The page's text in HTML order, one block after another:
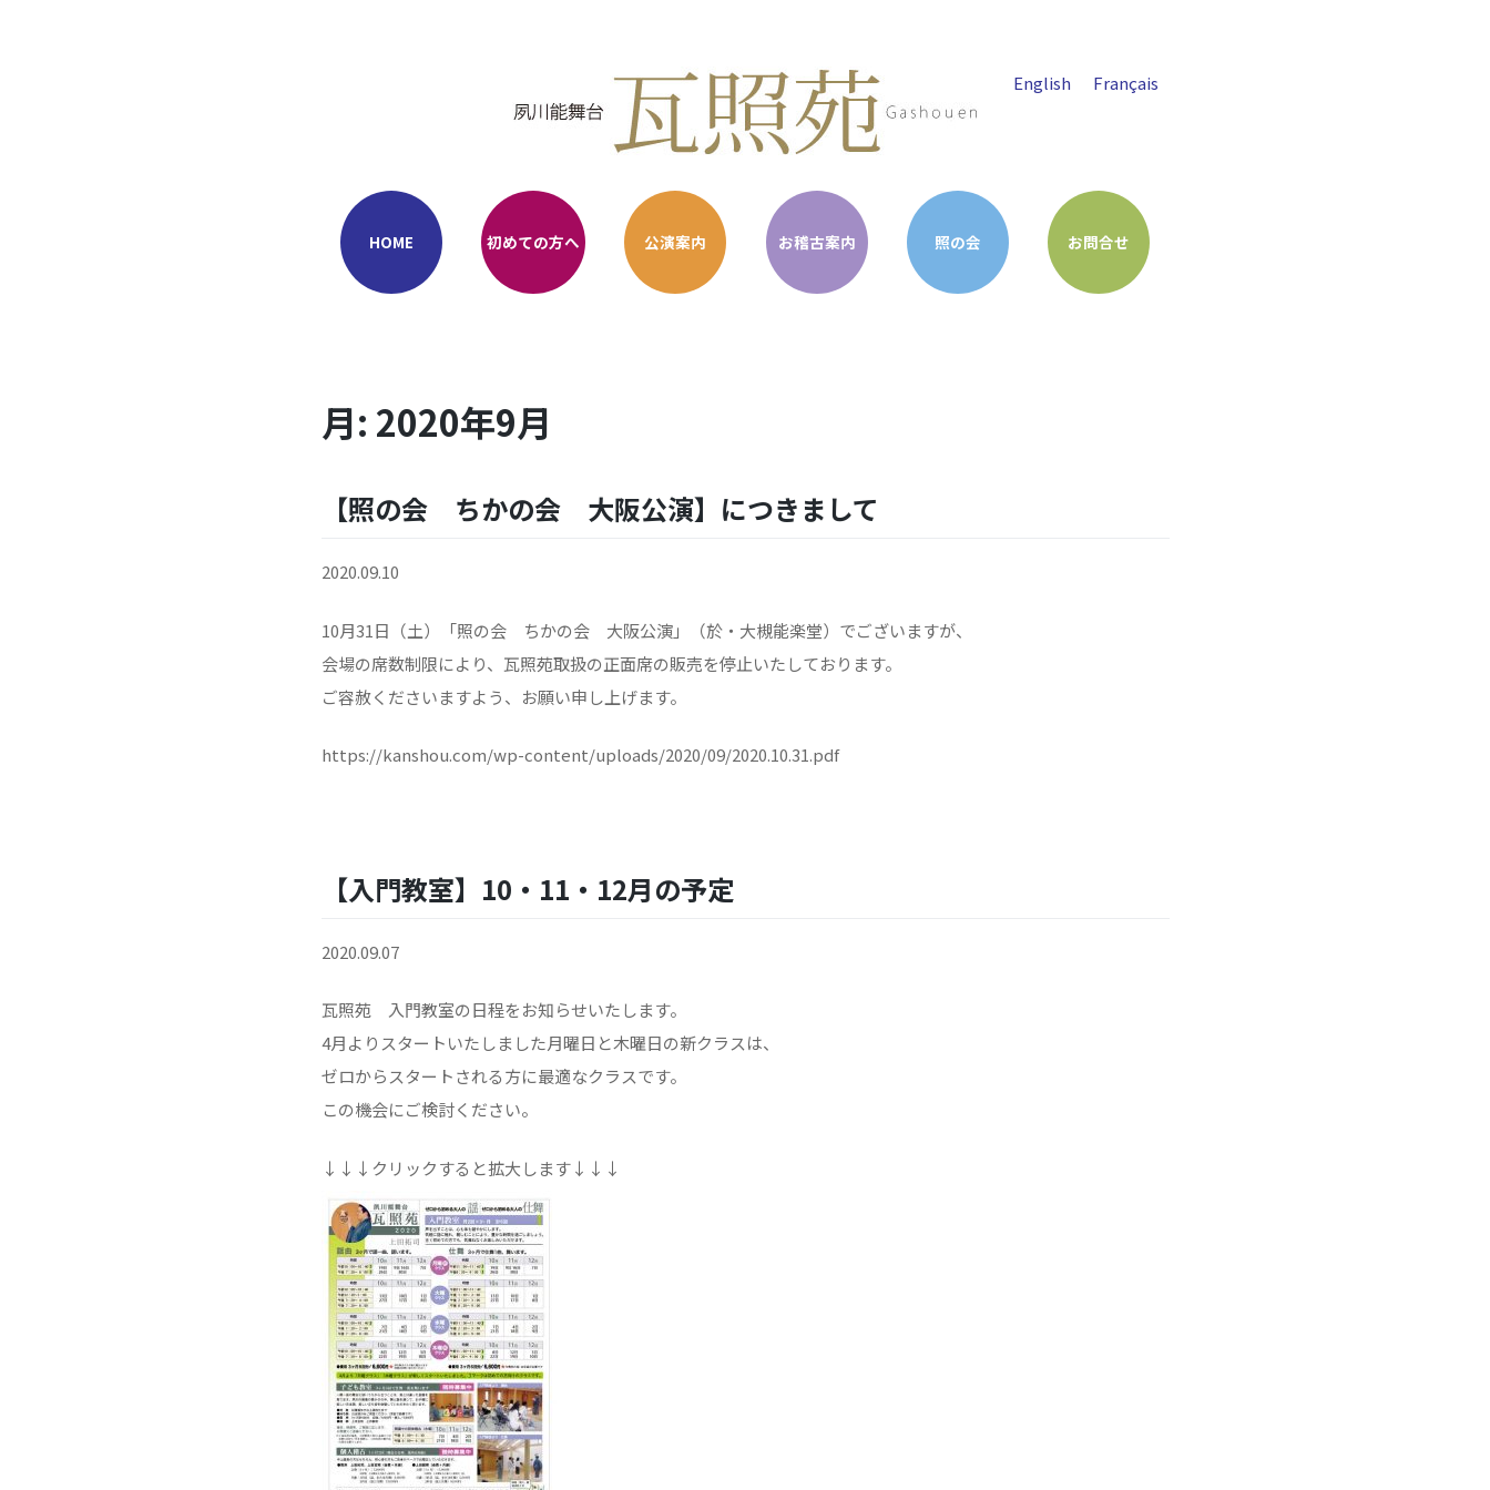
English Français
HOME 初めての方へ 公演案内 お稽古案内 照の会 お問合せ
月: 2020年9月
【照の会 ちかの会 大阪公演】につきまして
2020.09.10
10月31日（土）「照の会 ちかの会 大阪公演」（於・大槻能楽堂）でございますが、
会場の席数制限により、瓦照苑取扱の正面席の販売を停止いたしております。
ご容赦くださいますよう、お願い申し上げます。
https://kanshou.com/wp-content/uploads/2020/09/2020.10.31.pdf
【入門教室】10・11・12月の予定
2020.09.07
瓦照苑 入門教室の日程をお知らせいたします。
4月よりスタートいたしました月曜日と木曜日の新クラスは、
ゼロからスタートされる方に最適なクラスです。
この機会にご検討ください。
↓↓↓クリックすると拡大します↓↓↓